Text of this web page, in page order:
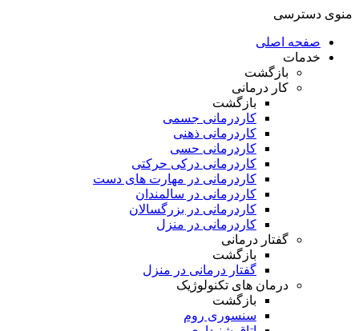
منوی دسترسی
صفحه اصلی
خدمات
بازگشت
کار درمانی
بازگشت
کاردرمانی جسمی
کاردرمانی ذهنی
کاردرمانی حسی
کاردرمانی درکی حرکتی
کاردرمانی در مهارت های دست
کاردرمانی در سالمندان
کاردرمانی در بزرگسالان
کاردرمانی در منزل
گفتار درمانی
بازگشت
گفتار درمانی در منزل
درمان های تکنولوژیک
بازگشت
سنسوری روم